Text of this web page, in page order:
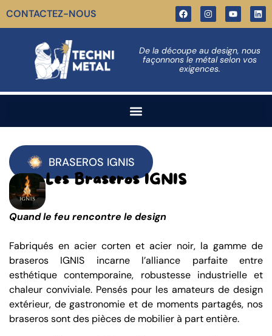
CONTACTEZ-NOUS
De la découpe au design, nous
façonnons le métal selon vos
exigences.
BRASEROS IGNIS
Les Braseros IGNIS
Quand le feu rencontre le design
Fabriqués en acier corten et acier noir, la gamme de
braseros IGNIS incarne l’alliance parfaite entre
esthétique contemporaine, robustesse industrielle et
chaleur conviviale. Pensés pour les amateurs de design
extérieur, de gastronomie et de moments partagés, nos
braseros sont des pièces de mobilier à part entière.